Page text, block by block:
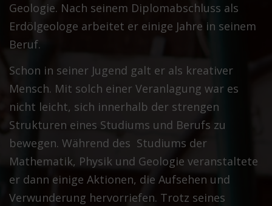
Geologie. Nach seinem Diplomabschluss als
Erdölgeologe arbeitet er einige Jahre in seinem
Beruf.
Schon in seiner Jugend galt er als kreativer
Mensch. Mit solch einer Veranlagung war es
nicht leicht, sich innerhalb der strengen
Strukturen eines Studiums und Berufs zu
bewegen. Während des Studiums der
Mathematik, Physik und Geologie veranstaltete
er dann einige Aktionen, die Aufsehen und
Verwunderung hervorriefen. Trotz seines